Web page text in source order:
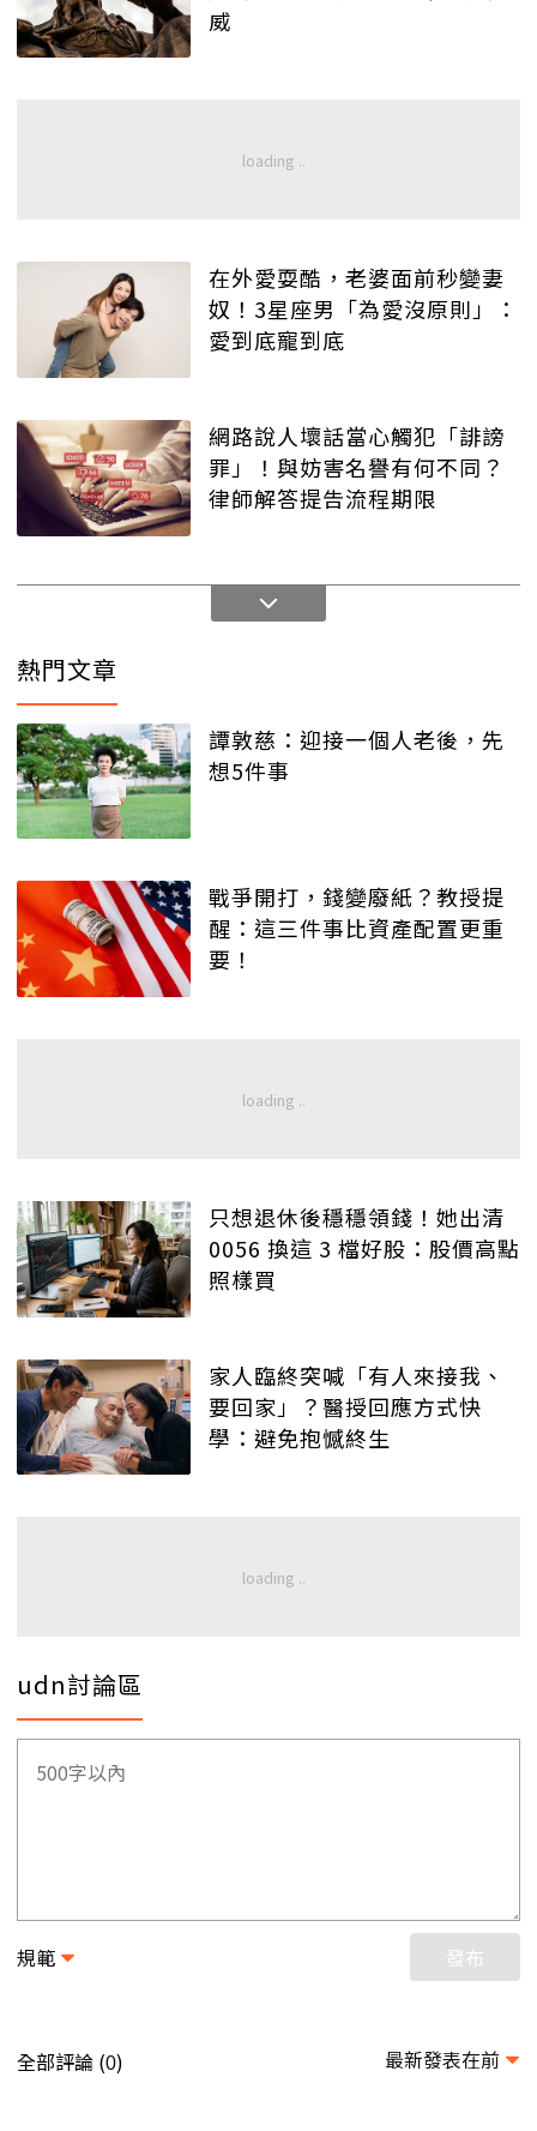
威
在外愛耍酷，老婆面前秒變妻
奴！3星座男「為愛沒原則」：
愛到底寵到底
網路說人壞話當心觸犯「誹謗
罪」！與妨害名譽有何不同？
律師解答提告流程期限
熱門文章
譚敦慈：迎接一個人老後，先
想5件事
戰爭開打，錢變廢紙？教授提
醒：這三件事比資產配置更重
要！
只想退休後穩穩領錢！她出清
0056 換這 3 檔好股：股價高點
照樣買
家人臨終突喊「有人來接我、
要回家」？醫授回應方式快
學：避免抱憾終生
udn討論區
規範 發布
全部評論 (0) 最新發表在前